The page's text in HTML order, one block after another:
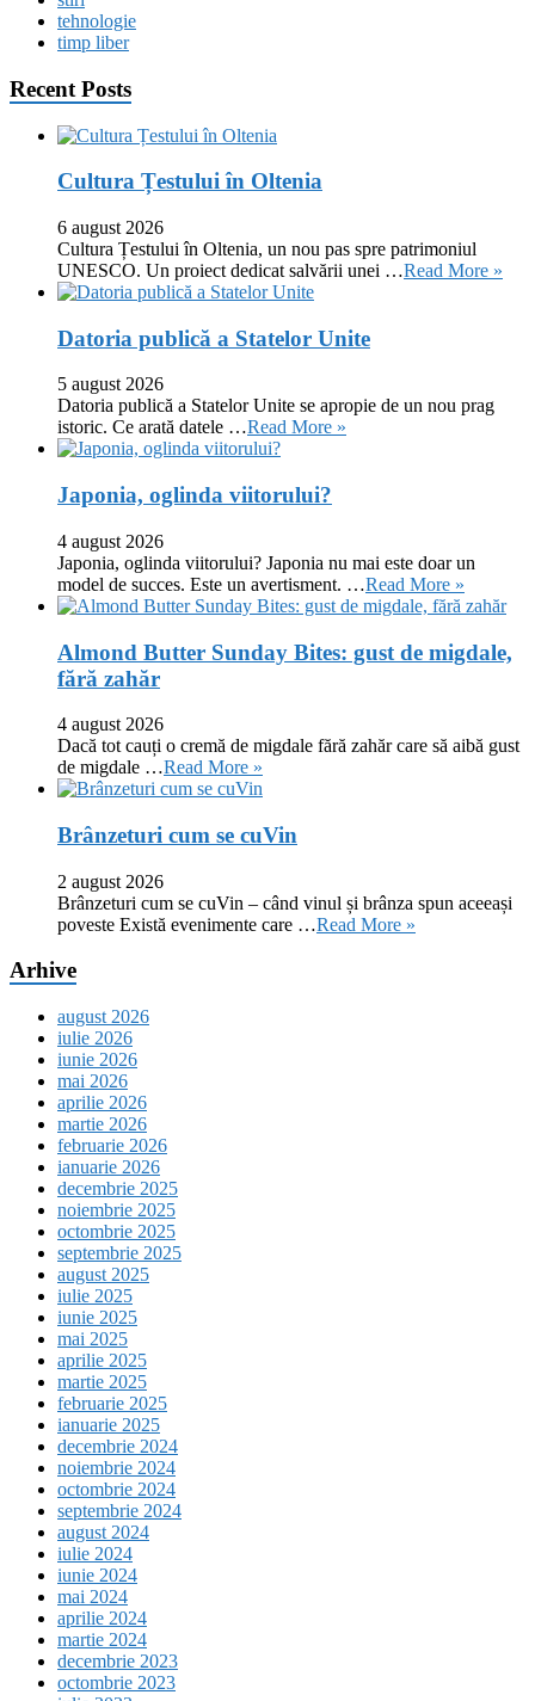
tehnologie
timp liber
Recent Posts
Cultura Țestului în Oltenia
6 august 2026
Cultura Țestului în Oltenia, un nou pas spre patrimoniul
UNESCO. Un proiect dedicat salvării unei …Read More »
Datoria publică a Statelor Unite
5 august 2026
Datoria publică a Statelor Unite se apropie de un nou prag
istoric. Ce arată datele …Read More »
Japonia, oglinda viitorului?
4 august 2026
Japonia, oglinda viitorului? Japonia nu mai este doar un
model de succes. Este un avertisment. …Read More »
Almond Butter Sunday Bites: gust de migdale,
fără zahăr
4 august 2026
Dacă tot cauți o cremă de migdale fără zahăr care să aibă gust
de migdale …Read More »
Brânzeturi cum se cuVin
2 august 2026
Brânzeturi cum se cuVin – când vinul și brânza spun aceeași
poveste Există evenimente care …Read More »
Arhive
august 2026
iulie 2026
iunie 2026
mai 2026
aprilie 2026
martie 2026
februarie 2026
ianuarie 2026
decembrie 2025
noiembrie 2025
octombrie 2025
septembrie 2025
august 2025
iulie 2025
iunie 2025
mai 2025
aprilie 2025
martie 2025
februarie 2025
ianuarie 2025
decembrie 2024
noiembrie 2024
octombrie 2024
septembrie 2024
august 2024
iulie 2024
iunie 2024
mai 2024
aprilie 2024
martie 2024
decembrie 2023
octombrie 2023